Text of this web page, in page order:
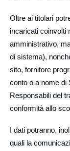
Oltre ai titolari
incaricati coinvolti
amministrativo,
di sistema),
sito, fornitore
conto o a nome di
Responsabili del
conformità allo
I dati potranno,
quali la